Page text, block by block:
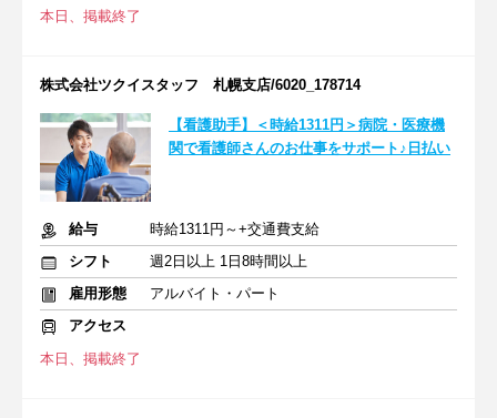
本日、掲載終了
株式会社ツクイスタッフ 札幌支店/6020_178714
【看護助手】＜時給1311円＞病院・医療機
関で看護師さんのお仕事をサポート♪日払い
給与
時給1311円～+交通費支給
シフト
週2日以上 1日8時間以上
雇用形態
アルバイト・パート
アクセス
本日、掲載終了